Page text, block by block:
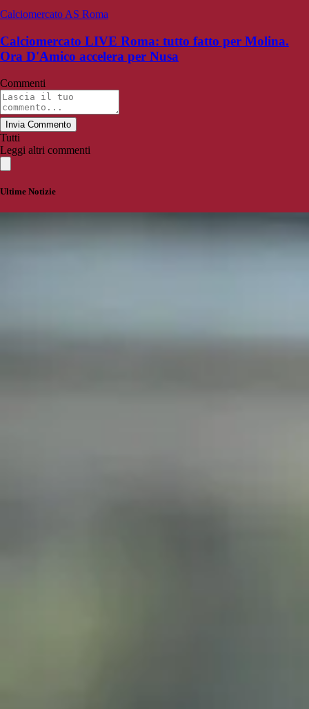
Calciomercato AS Roma
Calciomercato LIVE Roma: tutto fatto per Molina.
Ora D'Amico accelera per Nusa
Commenti
Invia Commento
Tutti
Leggi altri commenti
Ultime Notizie